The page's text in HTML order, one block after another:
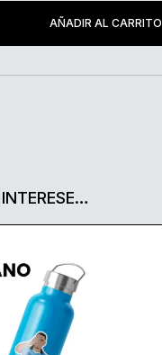
AÑADIR AL CARRITO